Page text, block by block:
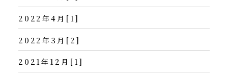
2022年4月[1]
2022年3月[2]
2021年12月[1]